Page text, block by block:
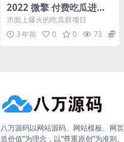
2022 微擎 付费吃瓜进群
系统源码v1.3
市面上爆火的吃瓜群项目
3 年前
0 0 73 10
八万源码以网站源码、网站模板、网
造价值”为理念，以“尊重原创”为准则。